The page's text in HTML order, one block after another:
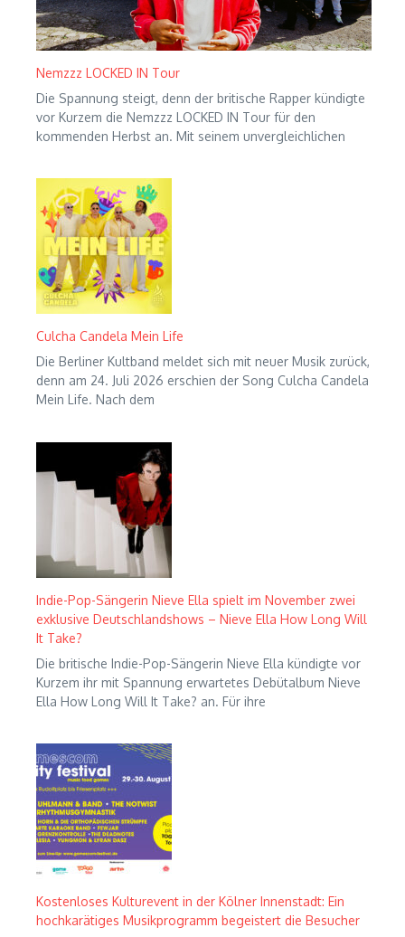
Nemzzz LOCKED IN Tour
Die Spannung steigt, denn der britische Rapper kündigte
vor Kurzem die Nemzzz LOCKED IN Tour für den
kommenden Herbst an. Mit seinem unvergleichlichen
Culcha Candela Mein Life
Die Berliner Kultband meldet sich mit neuer Musik zurück,
denn am 24. Juli 2026 erschien der Song Culcha Candela
Mein Life. Nach dem
Indie-Pop-Sängerin Nieve Ella spielt im November zwei
exklusive Deutschlandshows – Nieve Ella How Long Will
It Take?
Die britische Indie-Pop-Sängerin Nieve Ella kündigte vor
Kurzem ihr mit Spannung erwartetes Debütalbum Nieve
Ella How Long Will It Take? an. Für ihre
Kostenloses Kulturevent in der Kölner Innenstadt: Ein
hochkarätiges Musikprogramm begeistert die Besucher